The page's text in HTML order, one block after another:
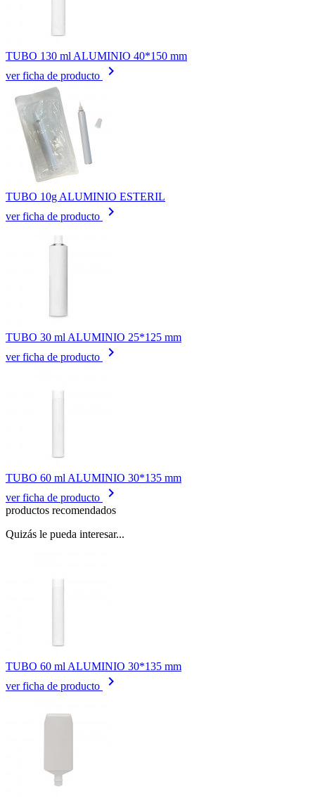
TUBO 130 ml ALUMINIO 40*150 mm
ver ficha de producto
keyboard_arrow_right
TUBO 10g ALUMINIO ESTERIL
ver ficha de producto
keyboard_arrow_right
TUBO 30 ml ALUMINIO 25*125 mm
ver ficha de producto
keyboard_arrow_right
TUBO 60 ml ALUMINIO 30*135 mm
ver ficha de producto
keyboard_arrow_right
productos recomendados
Quizás le pueda interesar...
TUBO 60 ml ALUMINIO 30*135 mm
ver ficha de producto
keyboard_arrow_right